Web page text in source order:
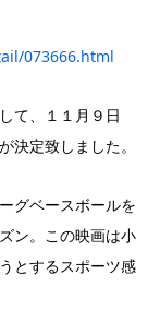
073666.html
て、１１月９日
決定致しました。
グベースボールを
ン。この映画は小
とするスポーツ感